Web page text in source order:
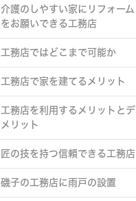
介護のしやすい家にリフォーム
をお願いできる工務店
工務店ではどこまで可能か
工務店で家を建てるメリット
工務店を利用するメリットとデ
メリット
匠の技を持つ信頼できる工務店
磯子の工務店に雨戸の設置